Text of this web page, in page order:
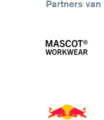
Partners van